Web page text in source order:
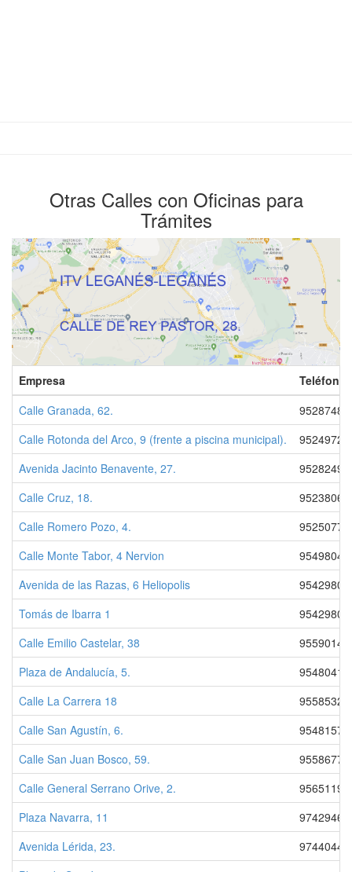
Otras Calles con Oficinas para
Trámites
Empresa
Teléfono
Calle Granada, 62.
Calle Rotonda del Arco, 9 (frente a piscina municipal).
Avenida Jacinto Benavente, 27.
Calle Cruz, 18.
Calle Romero Pozo, 4.
Calle Monte Tabor, 4 Nervion
Avenida de las Razas, 6 Heliopolis
Tomás de Ibarra 1
Calle Emilio Castelar, 38
Plaza de Andalucía, 5.
Calle La Carrera 18
Calle San Agustín, 6.
Calle San Juan Bosco, 59.
Calle General Serrano Orive, 2.
Plaza Navarra, 11
Avenida Lérida, 23.